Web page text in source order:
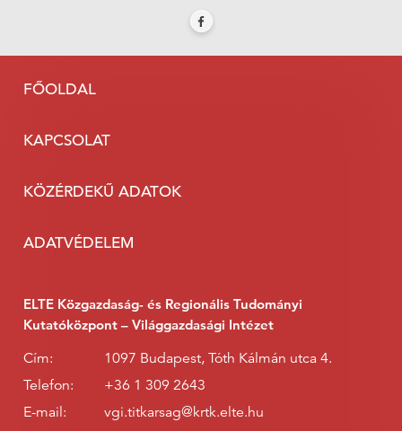
FŐOLDAL
KAPCSOLAT
KÖZÉRDEKŰ ADATOK
ADATVÉDELEM
ELTE Közgazdaság- és Regionális Tudományi
Kutatóközpont – Világgazdasági Intézet
Cím:
1097 Budapest, Tóth Kálmán utca 4.
Telefon:
+36 1 309 2643
E-mail:
vgi.titkarsag@krtk.elte.hu